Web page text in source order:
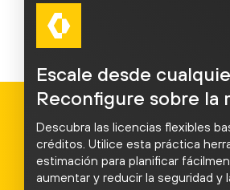
Escale desde
Reconfigure sobre la
Descubra las licencias flexibles
créditos. Utilice esta práctica
estimación para planificar
aumentar y reducir la seguridad y